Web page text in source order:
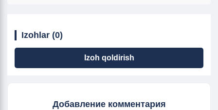
Izohlar (0)
Izoh qoldirish
Добавление комментария